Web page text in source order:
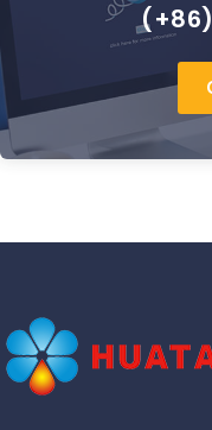
(+86)